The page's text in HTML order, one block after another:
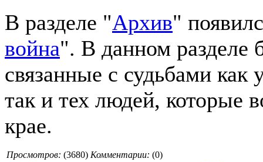
В разделе "Архив"
война". В данном разделе
связанные с судьбами как
так и тех людей, которые
крае.
Просмотров: (3680) Комментарии: (0)